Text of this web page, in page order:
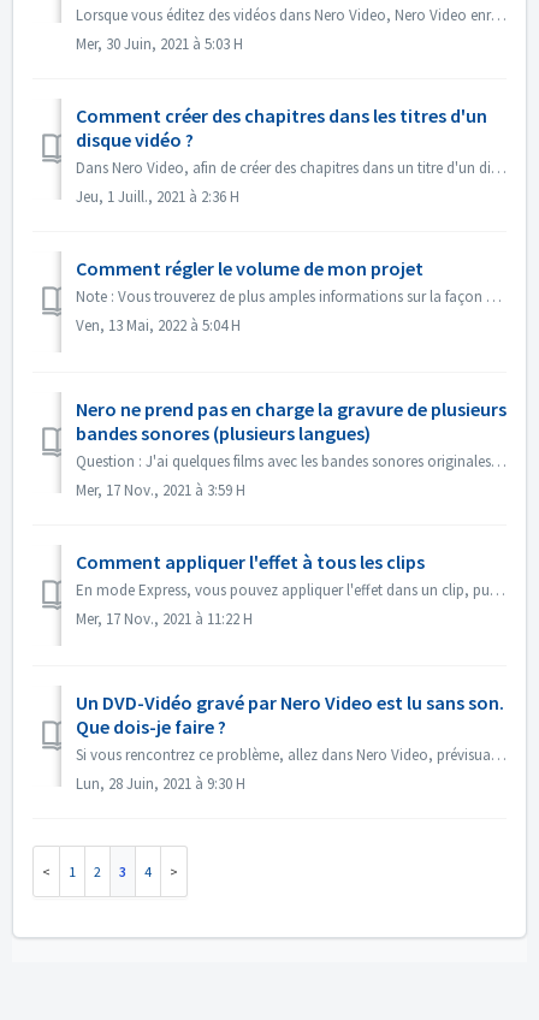
Lorsque vous éditez des vidéos dans Nero Video, Nero Video enregistre automatiquement votre projet en arrière-plan. Si Nero Video s'arrête de foncti...
Mer, 30 Juin, 2021 à 5:03 H
Comment créer des chapitres dans les titres d'un
disque vidéo ?
Dans Nero Video, afin de créer des chapitres dans un titre d'un disque, 1. Dans l'écran Contenu, sélectionnez le titre. 2. Sous l'aperçu du titr...
Jeu, 1 Juill., 2021 à 2:36 H
Comment régler le volume de mon projet
Note : Vous trouverez de plus amples informations sur la façon de créer des diaporamas avec de la musique sous le lien suivant : Créer des diaporamas avec d...
Ven, 13 Mai, 2022 à 5:04 H
Nero ne prend pas en charge la gravure de plusieurs
bandes sonores (plusieurs langues)
Question : J'ai quelques films avec les bandes sonores originales en 2 langues incluses (allemand et anglais）. Mais je n'arrive pas à mettre la 2e p...
Mer, 17 Nov., 2021 à 3:59 H
Comment appliquer l'effet à tous les clips
En mode Express, vous pouvez appliquer l'effet dans un clip, puis ouvrir le "Contrôle d'effet Express", activer "Appliquer à tous les...
Mer, 17 Nov., 2021 à 11:22 H
Un DVD-Vidéo gravé par Nero Video est lu sans son.
Que dois-je faire ?
Si vous rencontrez ce problème, allez dans Nero Video, prévisualisez votre projet source. Assurez-vous que le son est correct avant la gravure. S'il n&#...
Lun, 28 Juin, 2021 à 9:30 H
1 2 3 4